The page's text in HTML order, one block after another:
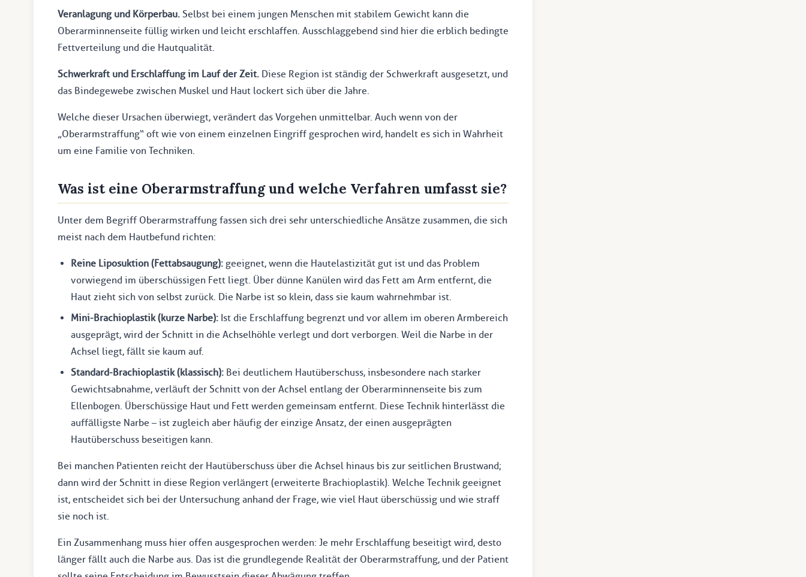
Veranlagung und Körperbau. Selbst bei einem jungen Menschen mit stabilem Gewicht kann die
Oberarminnenseite füllig wirken und leicht erschlaffen. Ausschlaggebend sind hier die erblich bedingte
Fettverteilung und die Hautqualität.
Schwerkraft und Erschlaffung im Lauf der Zeit. Diese Region ist ständig der Schwerkraft ausgesetzt, und
das Bindegewebe zwischen Muskel und Haut lockert sich über die Jahre.
Welche dieser Ursachen überwiegt, verändert das Vorgehen unmittelbar. Auch wenn von der
„Oberarmstraffung“ oft wie von einem einzelnen Eingriff gesprochen wird, handelt es sich in Wahrheit
um eine Familie von Techniken.
Was ist eine Oberarmstraffung und welche Verfahren umfasst sie?
Unter dem Begriff Oberarmstraffung fassen sich drei sehr unterschiedliche Ansätze zusammen, die sich
meist nach dem Hautbefund richten:
Reine Liposuktion (Fettabsaugung): geeignet, wenn die Hautelastizität gut ist und das Problem
vorwiegend im überschüssigen Fett liegt. Über dünne Kanülen wird das Fett am Arm entfernt, die
Haut zieht sich von selbst zurück. Die Narbe ist so klein, dass sie kaum wahrnehmbar ist.
Mini-Brachioplastik (kurze Narbe): Ist die Erschlaffung begrenzt und vor allem im oberen Armbereich
ausgeprägt, wird der Schnitt in die Achselhöhle verlegt und dort verborgen. Weil die Narbe in der
Achsel liegt, fällt sie kaum auf.
Standard-Brachioplastik (klassisch): Bei deutlichem Hautüberschuss, insbesondere nach starker
Gewichtsabnahme, verläuft der Schnitt von der Achsel entlang der Oberarminnenseite bis zum
Ellenbogen. Überschüssige Haut und Fett werden gemeinsam entfernt. Diese Technik hinterlässt die
auffälligste Narbe – ist zugleich aber häufig der einzige Ansatz, der einen ausgeprägten
Hautüberschuss beseitigen kann.
Bei manchen Patienten reicht der Hautüberschuss über die Achsel hinaus bis zur seitlichen Brustwand;
dann wird der Schnitt in diese Region verlängert (erweiterte Brachioplastik). Welche Technik geeignet
ist, entscheidet sich bei der Untersuchung anhand der Frage, wie viel Haut überschüssig und wie straff
sie noch ist.
Ein Zusammenhang muss hier offen ausgesprochen werden: Je mehr Erschlaffung beseitigt wird, desto
länger fällt auch die Narbe aus. Das ist die grundlegende Realität der Oberarmstraffung, und der Patient